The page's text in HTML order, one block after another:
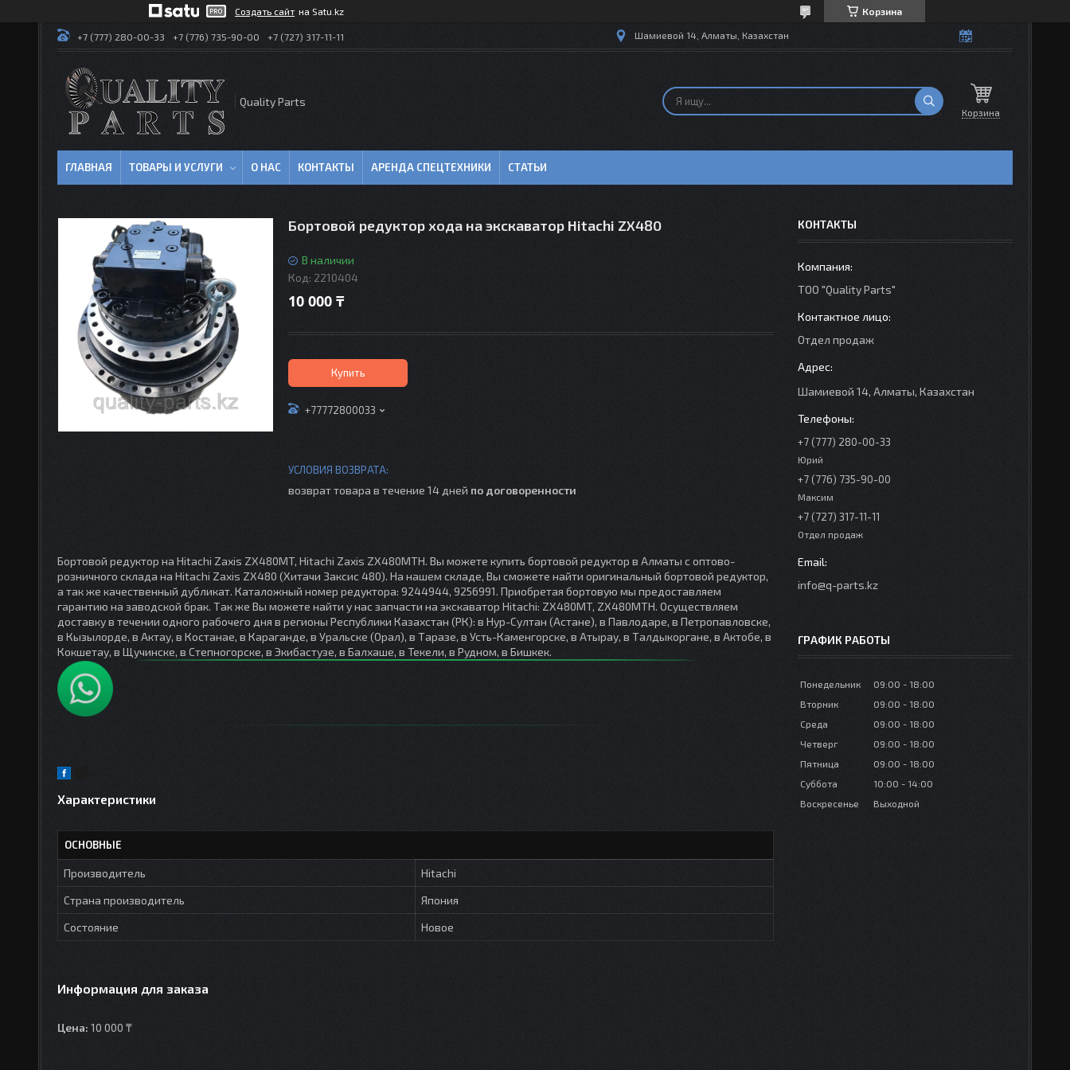
Создать сайт на Satu.kz Корзина
+7 (777) 280-00-33 +7 (776) 735-90-00 +7 (727) 317-11-11 Шамиевой 14, Алматы, Казахстан
Quality Parts
Корзина
ГЛАВНАЯ ТОВАРЫ И УСЛУГИ О НАС КОНТАКТЫ АРЕНДА СПЕЦТЕХНИКИ СТАТЬИ
Бортовой редуктор хода на экскаватор Hitachi ZX480
В наличии
Код: 2210404
10 000 ₸
Купить
+77772800033
возврат товара в течение 14 дней по договоренности
Бортовой редуктор на Hitachi Zaxis ZX480MT, Hitachi Zaxis ZX480MTH. Вы можете купить бортовой редуктор в Алматы с оптово-
розничного склада на Hitachi Zaxis ZX480 (Хитачи Заксис 480). На нашем складе, Вы сможете найти оригинальный бортовой редуктор,
а так же качественный дубликат. Каталожный номер редуктора: 9244944, 9256991. Приобретая бортовую мы предоставляем
гарантию на заводской брак. Так же Вы можете найти у нас запчасти на экскаватор Hitachi: ZX480MT, ZX480MTH. Осуществляем
доставку в течении одного рабочего дня в регионы Республики Казахстан (РК): в Нур-Султан (Астане), в Павлодаре, в Петропавловске,
в Кызылорде, в Актау, в Костанае, в Караганде, в Уральске (Орал), в Таразе, в Усть-Каменгорске, в Атырау, в Талдыкоргане, в Актобе, в
Кокшетау, в Щучинске, в Степногорске, в Экибастузе, в Балхаше, в Текели, в Рудном, в Бишкек.
Характеристики
ОСНОВНЫЕ
Производитель
Hitachi
Страна производитель
Япония
Состояние
Новое
Информация для заказа
Цена: 10 000 ₸
КОНТАКТЫ
ТОО "Quality Parts"
Отдел продаж
Шамиевой 14, Алматы, Казахстан
+7 (777) 280-00-33
Юрий
+7 (776) 735-90-00
Максим
+7 (727) 317-11-11
Отдел продаж
info@q-parts.kz
ГРАФИК РАБОТЫ
Понедельник 09:00
18:00
Вторник
09:00
18:00
Среда
09:00
18:00
Четверг
09:00
18:00
Пятница
09:00
18:00
Суббота
10:00
14:00
Воскресенье
Выходной